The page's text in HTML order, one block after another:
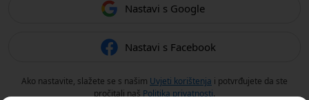
Nastavi s Google
Nastavi s Facebook
Ako nastavite, slažete se s našim Uvjeti korištenja i potvrđujete da ste
pročitali naš Politika privatnosti.